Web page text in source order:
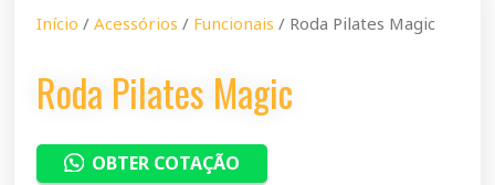
Início /Acessórios / Funcionais / Roda Pilates Magic
Roda Pilates Magic
OBTER COTAÇÃO